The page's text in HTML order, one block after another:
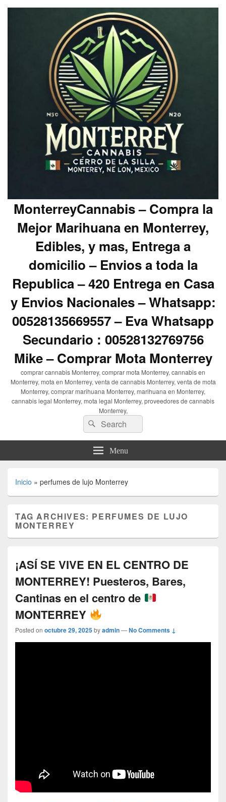
MonterreyCannabis – Compra la
Mejor Marihuana en Monterrey,
Edibles, y mas, Entrega a
domicilio – Envios a toda la
Republica – 420 Entrega en Casa
y Envios Nacionales – Whatsapp:
00528135669557 – Eva Whatsapp
Secundario : 00528132769756
Mike – Comprar Mota Monterrey
comprar cannabis Monterrey, comprar mota Monterrey, cannabis en
Monterrey, mota en Monterrey, venta de cannabis Monterrey, venta de mota
Monterrey, comprar marihuana Monterrey, marihuana en Monterrey,
cannabis legal Monterrey, mota legal Monterrey, proveedores de cannabis
Monterrey,
Search
for:
Search
Menu
Inicio » perfumes de lujo Monterrey
TAG ARCHIVES: PERFUMES DE LUJO
MONTERREY
¡ASÍ SE VIVE EN EL CENTRO DE
MONTERREY! Puesteros, Bares,
Cantinas en el centro de
MONTERREY
Posted on octubre 29, 2025byadmin—No Comments ↓